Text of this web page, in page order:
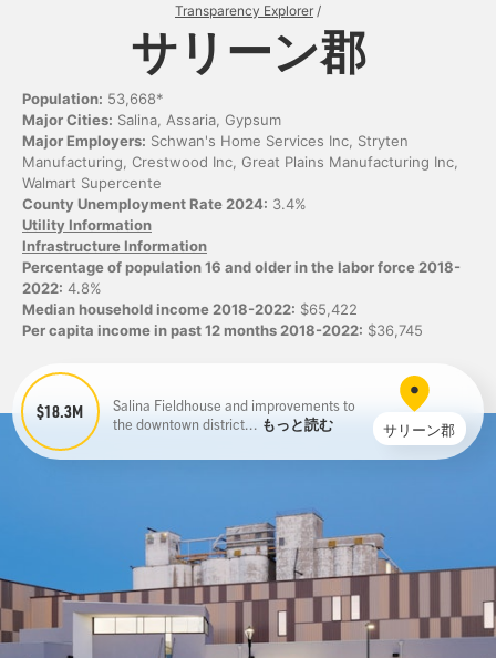
Transparency Explorer /
サリーン郡
Population: 53,668*
Major Cities: Salina, Assaria, Gypsum
Major Employers: Schwan's Home Services Inc, Stryten
Manufacturing, Crestwood Inc, Great Plains Manufacturing Inc,
Walmart Supercente
County Unemployment Rate 2024: 3.4%
Utility Information
Infrastructure Information
Percentage of population 16 and older in the labor force 2018-
2022: 4.8%
Median household income 2018-2022: $65,422
Per capita income in past 12 months 2018-2022: $36,745
$18.3M
Salina Fieldhouse and improvements to
the downtown district... もっと読む サリーン郡